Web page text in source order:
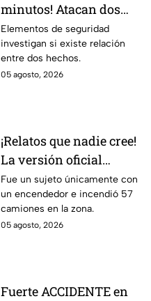
minutos! Atacan dos
viviendas en distinto
puntos en Celaya; así
ocurrió
Elementos de seguridad
investigan si existe relación
entre dos hechos.
05 agosto, 2026
¡Relatos que nadie cree!
La versión oficial
pretende que creamos
que fue un solo hombre
en caso de Tamaulipas
Fue un sujeto únicamente con
un encendedor e incendió 57
camiones en la zona.
05 agosto, 2026
Fuerte ACCIDENTE en